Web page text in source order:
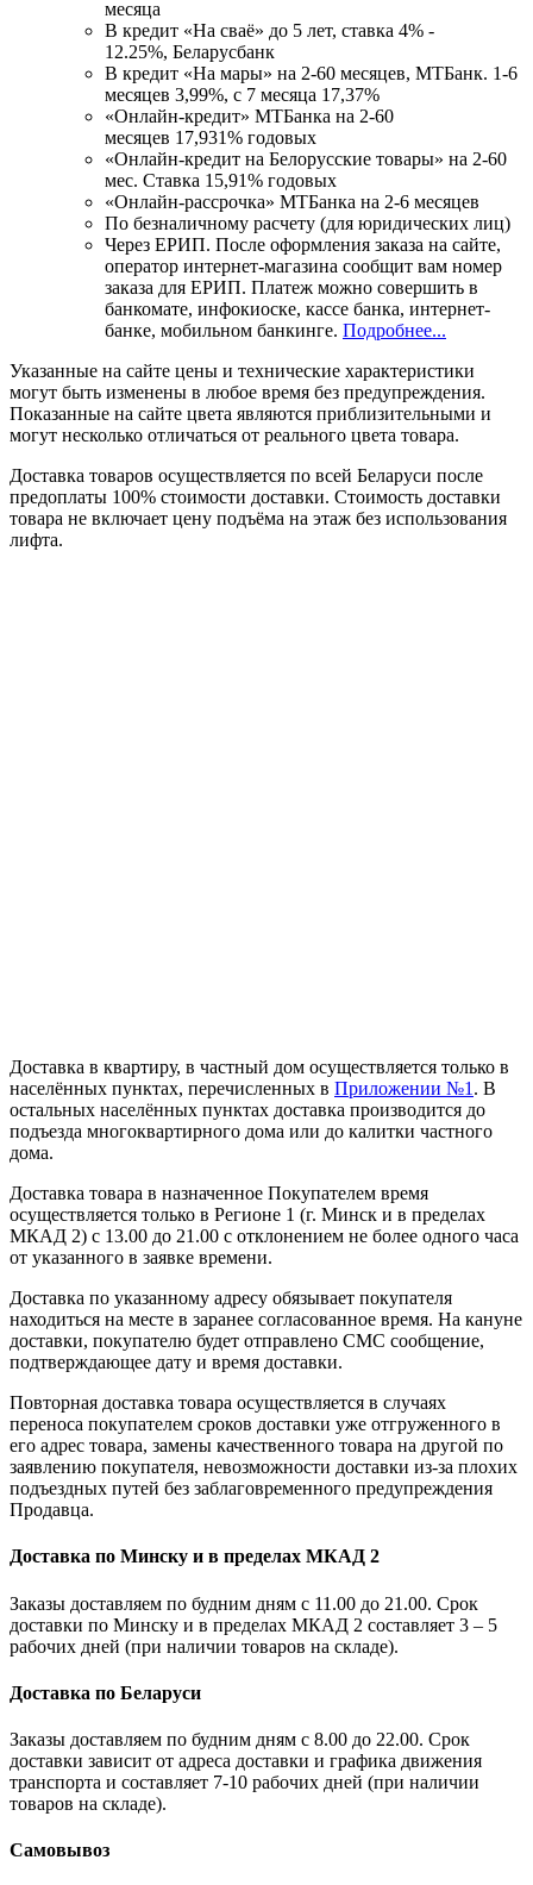
месяца
В кредит «На сваё» до 5 лет, ставка 4% -
12.25%, Беларусбанк
В кредит «На мары» на 2-60 месяцев, МТБанк. 1-6
месяцев 3,99%, с 7 месяца 17,37%
«Онлайн-кредит» МТБанка на 2-60
месяцев 17,931% годовых
«Онлайн-кредит на Белорусские товары» на 2-60
мес. Ставка 15,91% годовых
«Онлайн-рассрочка» МТБанка на 2-6 месяцев
По безналичному расчету (для юридических лиц)
Через ЕРИП. После оформления заказа на сайте,
оператор интернет-магазина сообщит вам номер
заказа для ЕРИП. Платеж можно совершить в
банкомате, инфокиоске, кассе банка, интернет-
банке, мобильном банкинге. Подробнее...
Указанные на сайте цены и технические характеристики
могут быть изменены в любое время без предупреждения.
Показанные на сайте цвета являются приблизительными и
могут несколько отличаться от реального цвета товара.
Доставка товаров осуществляется по всей Беларуси после
предоплаты 100% стоимости доставки. Стоимость доставки
товара не включает цену подъёма на этаж без использования
лифта.
Доставка в квартиру, в частный дом осуществляется только в
населённых пунктах, перечисленных в Приложении №1 . В
остальных населённых пунктах доставка производится до
подъезда многоквартирного дома или до калитки частного
дома.
Доставка товара в назначенное Покупателем время
осуществляется только в Регионе 1 (г. Минск и в пределах
МКАД 2) с 13.00 до 21.00 с отклонением не более одного часа
от указанного в заявке времени.
Доставка по указанному адресу обязывает покупателя
находиться на месте в заранее согласованное время. На кануне
доставки, покупателю будет отправлено СМС сообщение,
подтверждающее дату и время доставки.
Повторная доставка товара осуществляется в случаях
переноса покупателем сроков доставки уже отгруженного в
его адрес товара, замены качественного товара на другой по
заявлению покупателя, невозможности доставки из-за плохих
подъездных путей без заблаговременного предупреждения
Продавца.
Доставка по Минску и в пределах МКАД 2
Заказы доставляем по будним дням с 11.00 до 21.00. Срок
доставки по Минску и в пределах МКАД 2 составляет 3 – 5
рабочих дней (при наличии товаров на складе).
Доставка по Беларуси
Заказы доставляем по будним дням с 8.00 до 22.00. Срок
доставки зависит от адреса доставки и графика движения
транспорта и составляет 7-10 рабочих дней (при наличии
товаров на складе).
Самовывоз